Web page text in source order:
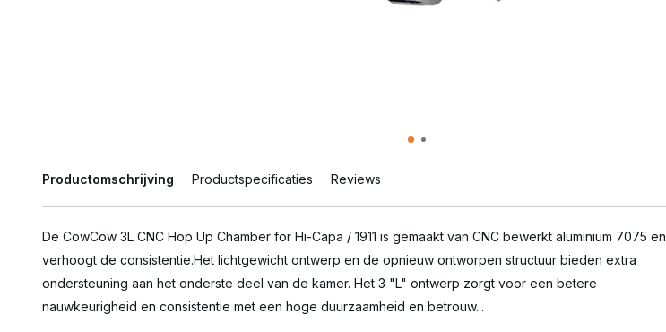
Productomschrijving Productspecificaties Reviews
De CowCow 3L CNC Hop Up Chamber for Hi-Capa / 1911 is gemaakt van CNC bewerkt aluminium 7075 en
verhoogt de consistentie.Het lichtgewicht ontwerp en de opnieuw ontworpen structuur bieden extra
ondersteuning aan het onderste deel van de kamer. Het 3 "L" ontwerp zorgt voor een betere
nauwkeurigheid en consistentie met een hoge duurzaamheid en betrouw...